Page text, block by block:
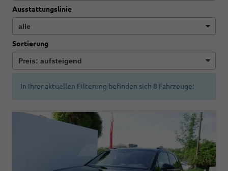
Ausstattungslinie
Sortierung
In Ihrer aktuellen Filterung befinden sich 8 Fahrzeuge: